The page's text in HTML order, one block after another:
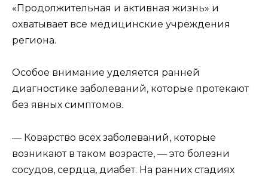
«Продолжительная и активная жизнь» и
охватывает все медицинские учреждения
региона.
Особое внимание уделяется ранней
диагностике заболеваний, которые протекают
без явных симптомов.
— Коварство всех заболеваний, которые
возникают в таком возрасте, — это болезни
сосудов, сердца, диабет. На ранних стадиях